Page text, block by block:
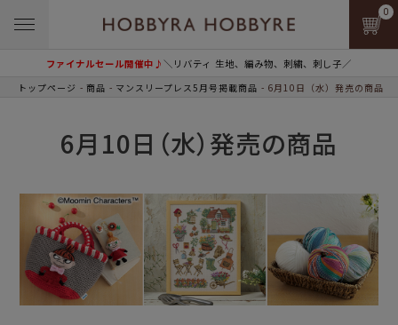
ファイナルセール開催中♪＼リバティ 生地、編み物、刺繍、刺し子／
0
トップページ 商品 マンスリープレス5月号掲載商品 6月10日（水）発売の商品
6月10日（水）発売の商品